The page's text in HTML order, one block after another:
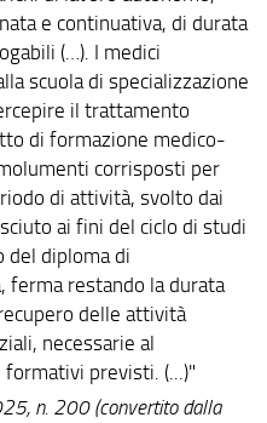
e continuativa, di durata
(…). I medici
scuola di specializzazione
il trattamento
di formazione medico-
corrisposti per
di attività, svolto dai
ai fini del ciclo di studi
del diploma di
ferma restando la durata
delle attività
necessarie al
previsti. (...)"
n. 200 (convertito dalla